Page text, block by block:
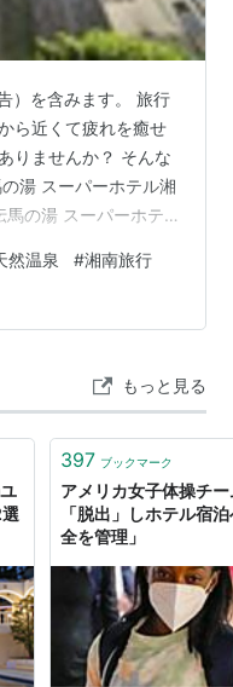
）を含みます。 旅行
ら近くて疲れを癒せ
りませんか？ そんな
湯 スーパーホテル湘
の湯 スーパーホテ
しやすく観光・ビジ
っくり休める🌊 江の
すい✨ 朝から元気に
泉でゆっくり体を温
然温泉 #湘南旅行
もっと見る
397 ブックマーク
アメリカ女子体操チ
「脱出」しホテル宿
全を管理」